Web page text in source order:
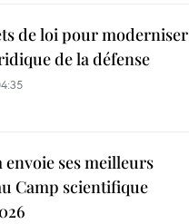
de loi pour moderniser
de la défense
envoie ses meilleurs
Camp scientifique